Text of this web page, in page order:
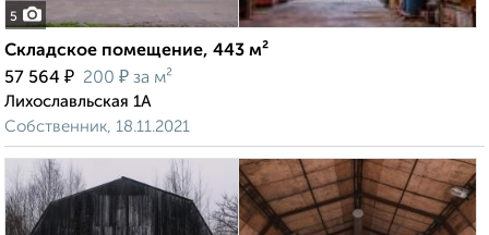
5
Складское помещение, 443 м²
57 564 ₽ 200 ₽ за м²
Лихославльская 1А
Собственник, 18.11.2021